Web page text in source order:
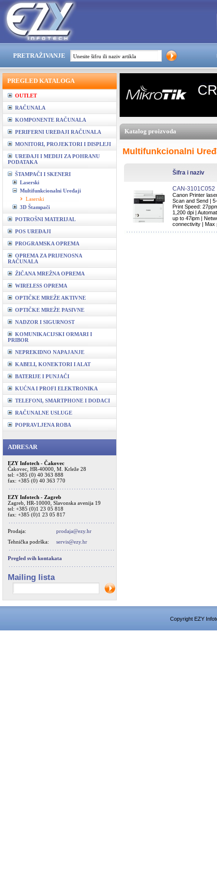
PRETRAŽIVANJE
PREGLED KATALOGA
OUTLET
RAČUNALA
KOMPONENTE RAČUNALA
PERIFERNI UREĐAJI RAČUNALA
MONITORI, PROJEKTORI I DISPLEJI
UREĐAJI I MEDIJI ZA POHRANU
PODATAKA
ŠTAMPAČI I SKENERI
Laserski
Multifunkcionalni Uređaji
Laserski
3D Štampači
POTROŠNI MATERIJAL
POS UREĐAJI
PROGRAMSKA OPREMA
OPREMA ZA PRIJENOSNA
RAČUNALA
ŽIČANA MREŽNA OPREMA
WIRELESS OPREMA
OPTIČKE MREŽE AKTIVNE
OPTIČKE MREŽE PASIVNE
NADZOR I SIGURNOST
KOMUNIKACIJSKI ORMARI I
PRIBOR
NEPREKIDNO NAPAJANJE
KABELI, KONEKTORI I ALAT
BATERIJE I PUNJAČI
KUĆNA I PROFI ELEKTRONIKA
TELEFONI, SMARTPHONE I DODACI
RAČUNALNE USLUGE
POPRAVLJENA ROBA
ADRESAR
EZY Infotech - Čakovec
Čakovec, HR-40000, M. Krleže 28
tel: +385 (0) 40 363 888
fax: +385 (0) 40 363 770
EZY Infotech - Zagreb
Zagreb, HR-10000, Slavonska avenija 19
tel: +385 (0)1 23 05 818
fax: +385 (0)1 23 05 817
Prodaja:
prodaja@ezy.hr
Tehnička podrška:
servis@ezy.hr
Pregled svih kontakata
Mailing lista
Katalog proizvoda
Multifunkcionalni
Šifra i naziv
CAN-3101C052
Canon Printer
Scan and Send |
Print Speed:
1,200 dpi |
up to 47ipm |
connectivity | Max
Copyright EZY